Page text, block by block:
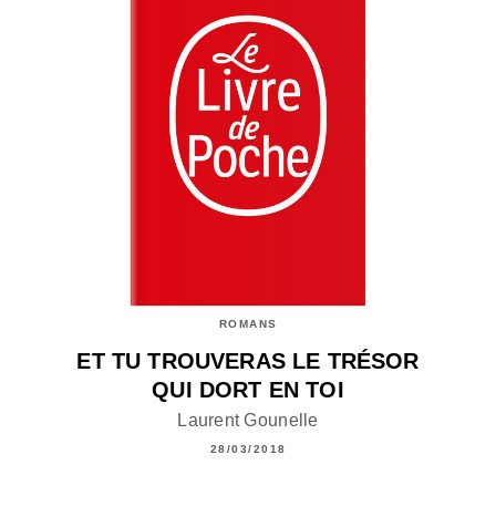
ROMANS
ET TU TROUVERAS LE TRÉSOR
QUI DORT EN TOI
Laurent Gounelle
28/03/2018